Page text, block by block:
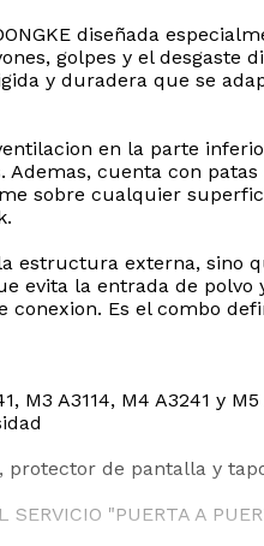
diseñada
golpes y el desgaste
y duradera que se
en la parte
cuenta con
sobre cualquier
estructura externa, sino
evita la entrada de
conexion. Es el combo
M3 A3114, M4 A3241 y
de pantalla y
"PUERTA A